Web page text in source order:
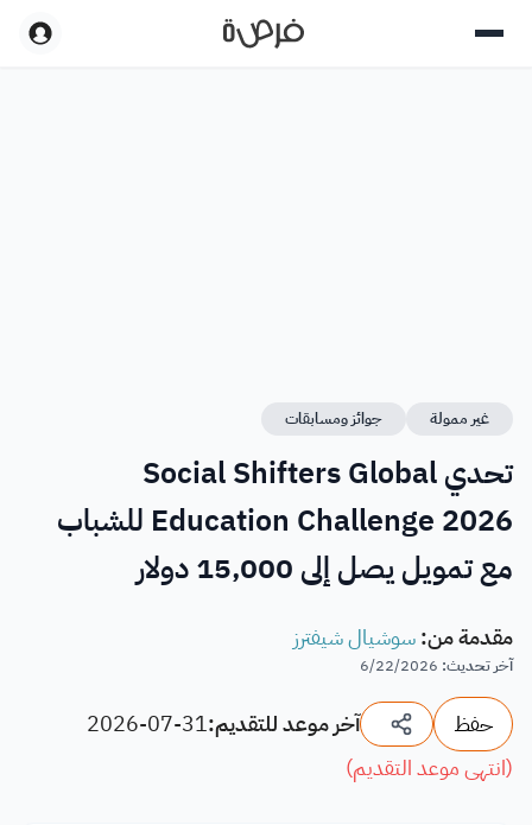
غير ممولة جوائز ومسابقات
تحدي Social Shifters Global
Education Challenge 2026 للشباب
مع تمويل يصل إلى 15,000 دولار
مقدمة من:سوشيال شيفترز
آخر تحديث:
6/22/2026
حفظ آخر موعد للتقديم:2026-07-31
(انتهى موعد التقديم)